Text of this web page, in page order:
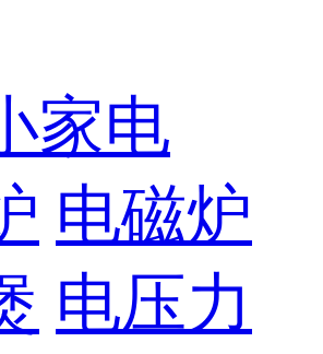
家电
电磁炉
电压力